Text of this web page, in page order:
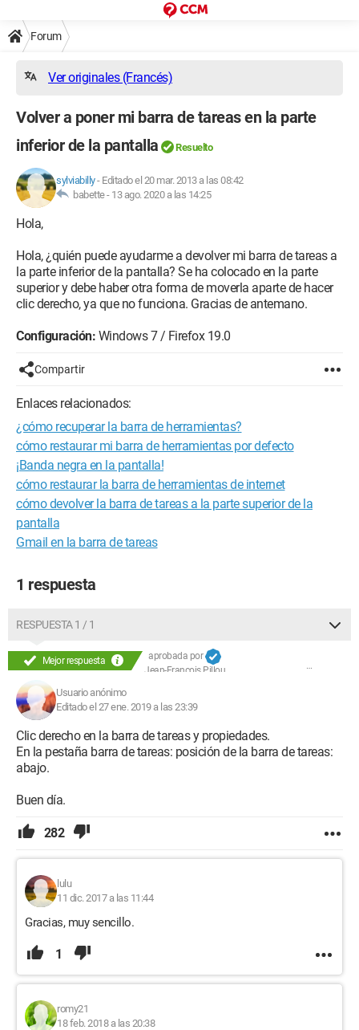
Forum
Ver originales (Francés)
Volver a poner mi barra de tareas en la parte
inferior de la pantalla
Resuelto
sylviabilly- Editado el 20 mar. 2013 a las 08:42
babette - 13 ago. 2020 a las 14:25
Hola,
Hola, ¿quién puede ayudarme a devolver mi barra de tareas a
la parte inferior de la pantalla? Se ha colocado en la parte
superior y debe haber otra forma de moverla aparte de hacer
clic derecho, ya que no funciona. Gracias de antemano.
Configuración: Windows 7 / Firefox 19.0
Compartir
Enlaces relacionados:
¿cómo recuperar la barra de herramientas?
cómo restaurar mi barra de herramientas por defecto
¡Banda negra en la pantalla!
cómo restaurar la barra de herramientas de internet
cómo devolver la barra de tareas a la parte superior de la
pantalla
Gmail en la barra de tareas
1 respuesta
RESPUESTA 1 / 1
Mejor respuesta
aprobada por
Jean-François Pillou
Usuario anónimo
Editado el 27 ene. 2019 a las 23:39
Clic derecho en la barra de tareas y propiedades.
En la pestaña barra de tareas: posición de la barra de tareas:
abajo.
Buen día.
282
lulu
11 dic. 2017 a las 11:44
Gracias, muy sencillo.
1
romy21
18 feb. 2018 a las 20:38